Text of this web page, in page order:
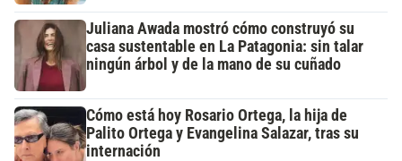
Juliana Awada mostró cómo construyó su
casa sustentable en La Patagonia: sin talar
ningún árbol y de la mano de su cuñado
Cómo está hoy Rosario Ortega, la hija de
Palito Ortega y Evangelina Salazar, tras su
internación